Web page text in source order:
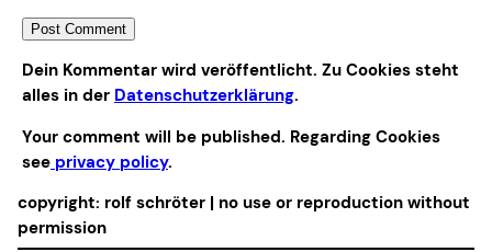
Alternative:
Dein Kommentar wird veröffentlicht. Zu Cookies steht
alles in der Datenschutzerklärung.
Your comment will be published. Regarding Cookies
see privacy policy.
copyright: rolf schröter | no use or reproduction without
permission